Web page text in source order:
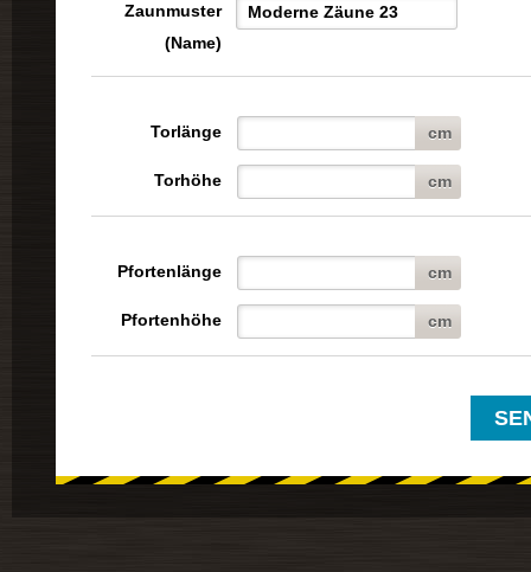
Zaunmuster
(Name)
Torlänge cm
Torhöhe cm
Pfortenlänge cm
Pfortenhöhe cm